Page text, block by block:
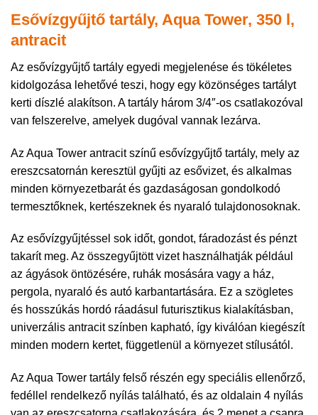
Esővízgyűjtő tartály, Aqua Tower, 350 l,
antracit
Az esővízgyűjtő tartály egyedi megjelenése és tökéletes
kidolgozása lehetővé teszi, hogy egy közönséges tartályt
kerti díszlé alakítson. A tartály három 3/4″-os csatlakozóval
van felszerelve, amelyek dugóval vannak lezárva.
Az Aqua Tower antracit színű esővízgyűjtő tartály, mely az
ereszcsatornán keresztül gyűjti az esővizet, és alkalmas
minden környezetbarát és gazdaságosan gondolkodó
termesztőknek, kertészeknek és nyaraló tulajdonosoknak.
Az esővízgyűjtéssel sok időt, gondot, fáradozást és pénzt
takarít meg. Az összegyűjtött vizet használhatják például
az ágyások öntözésére, ruhák mosására vagy a ház,
pergola, nyaraló és autó karbantartására. Ez a szögletes
és hosszúkás hordó ráadásul futurisztikus kialakításban,
univerzális antracit színben kapható, így kiválóan kiegészít
minden modern kertet, függetlenül a környezet stílusától.
Az Aqua Tower tartály felső részén egy speciális ellenőrző,
fedéllel rendelkező nyílás található, és az oldalain 4 nyílás